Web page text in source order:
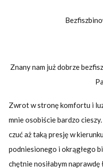
Znany nam już dobrze
Zwrot w stronę komfortu i
mnie osobiście bardzo
czuć aż taką presję w
podniesionego i okrągłego
chętnie nosiłabym